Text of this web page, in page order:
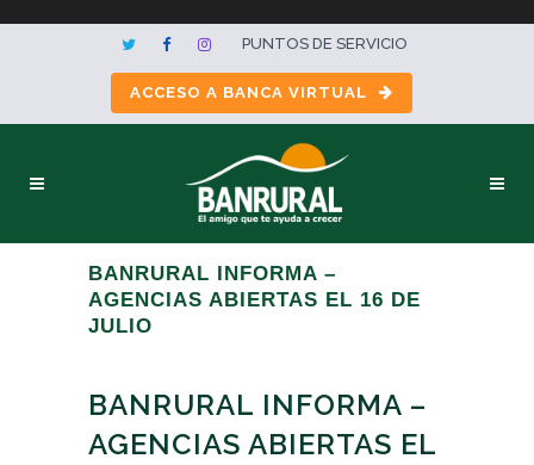
PUNTOS DE SERVICIO
ACCESO A BANCA VIRTUAL
BANRURAL INFORMA –
AGENCIAS ABIERTAS EL 16 DE
JULIO
BANRURAL INFORMA –
AGENCIAS ABIERTAS EL